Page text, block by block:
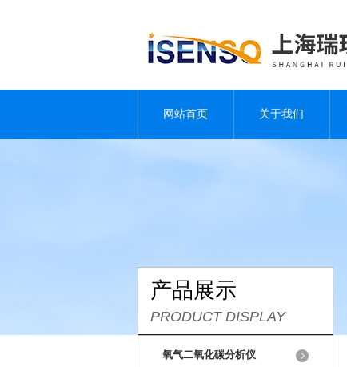
网站首页 关于我们
产品展示
PRODUCT DISPLAY
氧气二氧化碳分析仪